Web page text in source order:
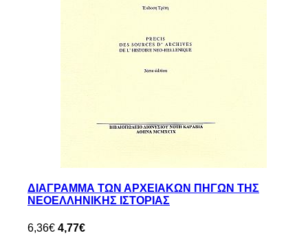
ΔΙΑΓΡΑΜΜΑ ΤΩΝ ΑΡΧΕΙΑΚΩΝ ΠΗΓΩΝ ΤΗΣ
ΝΕΟΕΛΛΗΝΙΚΗΣ ΙΣΤΟΡΙΑΣ
6,36€ 4,77€